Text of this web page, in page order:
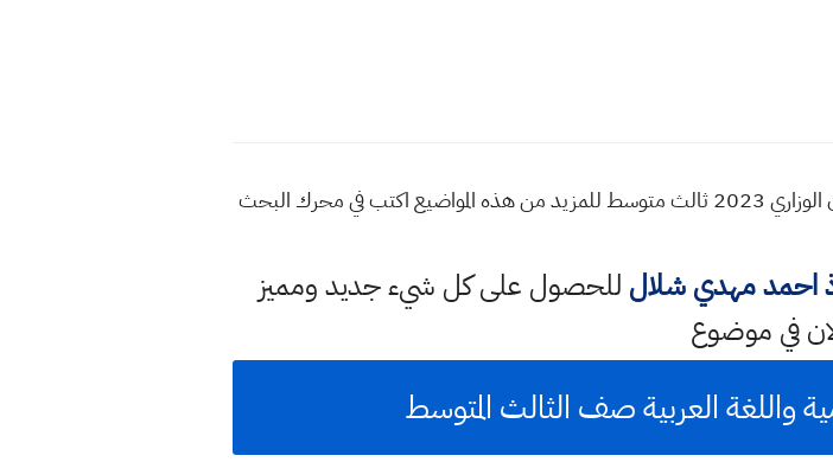
نموذجان شاملان اسئلة دمج التربية الإسلامية واللغة العربية للامتحان الوزاري 2023 ثالث متوسط للمزيد من هذه المواضيع اكتب في محرك البحث
احمد مهدي شلال للحصول على كل شيء جديد ومميز
في موضوع
واللغة العربية صف الثالث المتوسط